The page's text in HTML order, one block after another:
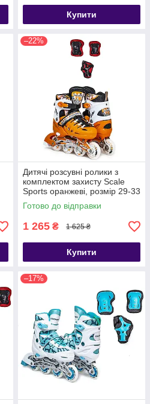
Купити
–22%
Дитячі розсувні ролики з
комплектом захисту Scale
Sports оранжеві, розмір 29-33
Готово до відправки
1 265 ₴ 1 625 ₴
Купити
–17%